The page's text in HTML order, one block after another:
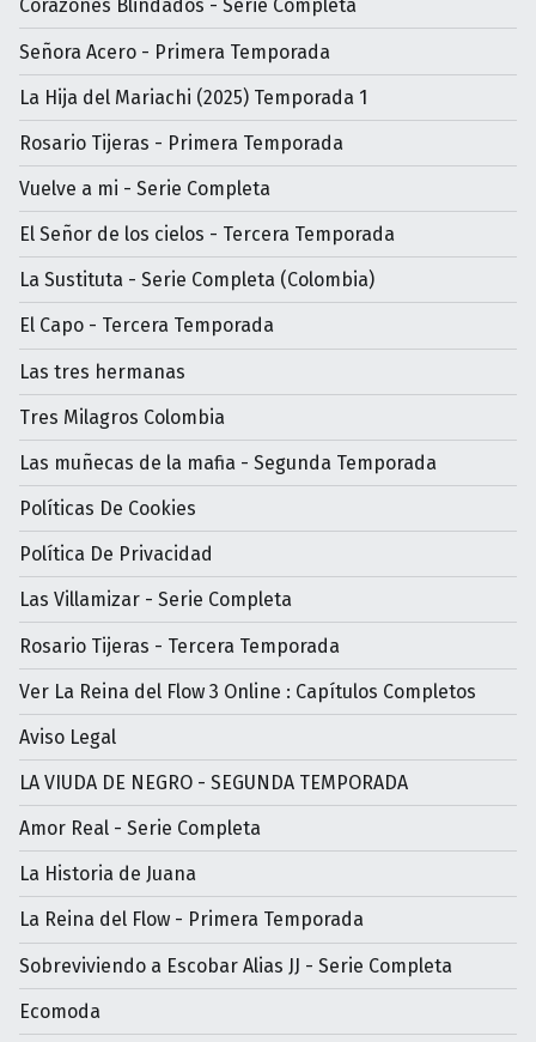
Corazones Blindados - Serie Completa
Señora Acero - Primera Temporada
La Hija del Mariachi (2025) Temporada 1
Rosario Tijeras - Primera Temporada
Vuelve a mi - Serie Completa
El Señor de los cielos - Tercera Temporada
La Sustituta - Serie Completa (Colombia)
El Capo - Tercera Temporada
Las tres hermanas
Tres Milagros Colombia
Las muñecas de la mafia - Segunda Temporada
Políticas De Cookies
Política De Privacidad
Las Villamizar - Serie Completa
Rosario Tijeras - Tercera Temporada
Ver La Reina del Flow 3 Online : Capítulos Completos
Aviso Legal
LA VIUDA DE NEGRO - SEGUNDA TEMPORADA
Amor Real - Serie Completa
La Historia de Juana
La Reina del Flow - Primera Temporada
Sobreviviendo a Escobar Alias JJ - Serie Completa
Ecomoda